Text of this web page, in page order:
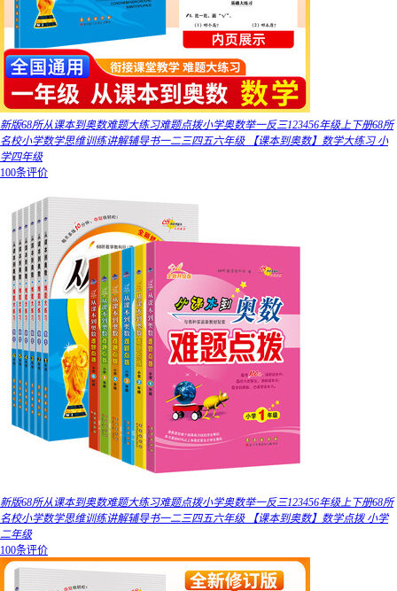
新版68所从课本到奥数难题大练习难题点拨小学奥数举一反三123456年级上下册68所
名校小学数学思维训练讲解辅导书一二三四五六年级 【课本到奥数】数学大练习 小
学四年级
100条评价
新版68所从课本到奥数难题大练习难题点拨小学奥数举一反三123456年级上下册68所
名校小学数学思维训练讲解辅导书一二三四五六年级 【课本到奥数】数学点拨 小学
二年级
100条评价